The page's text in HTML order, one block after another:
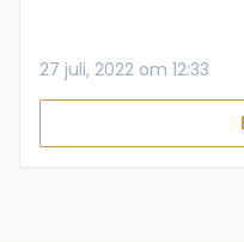
27 juli, 2022 om 12:33